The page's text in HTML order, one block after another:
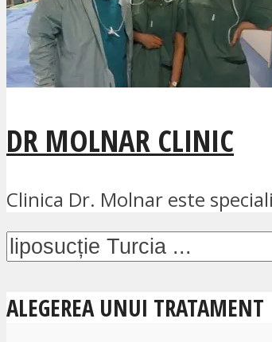
DR MOLNAR CLINIC
Clinica Dr. Molnar este
ALEGEREA UNUI TRATAMENT